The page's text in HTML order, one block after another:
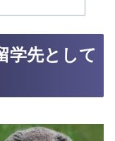
学先として